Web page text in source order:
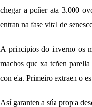
chegar a poñer ata 3.000
entran na fase vital de
A principios do inverno os
machos que xa teñen
con ela. Primeiro extraen o
Así garanten a súa propia